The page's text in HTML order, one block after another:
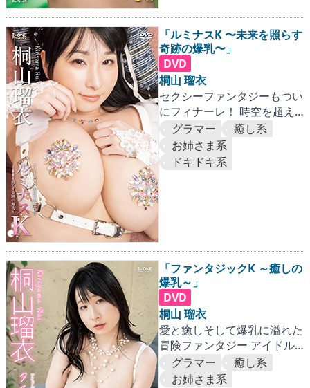
「ルミナスK 〜未来を照らす
奇跡の爆乳〜」
DVD
桐山 瑠衣
セクシーファンタジーもつい
にフィナーレ！ 時空を超え
たKカップバストが大変なこ
とに！！
グラマー
癒し系
お姉さま系
ドキドキ系
「ファンタジックK ～癒しの
爆乳～」
DVD
桐山 瑠衣
愛と癒しそして爆乳に溢れた
冒険ファンタジー アイドル
ワン25周年記念の連続作品第
2弾！！
グラマー
癒し系
お姉さま系